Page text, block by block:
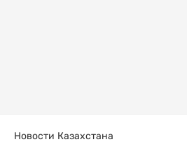
Новости Казахстана